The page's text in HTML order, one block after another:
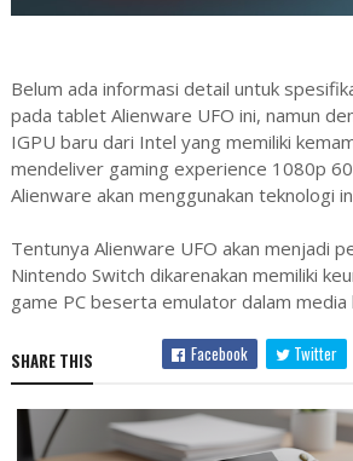
Belum ada informasi detail untuk
pada tablet Alienware UFO ini, namun
IGPU baru dari Intel yang memiliki
mendeliver gaming experience 1080p
Alienware akan menggunakan teknologi
Tentunya Alienware UFO akan menjadi
Nintendo Switch dikarenakan memiliki
game PC beserta emulator dalam media
SHARE THIS Facebook Twitter